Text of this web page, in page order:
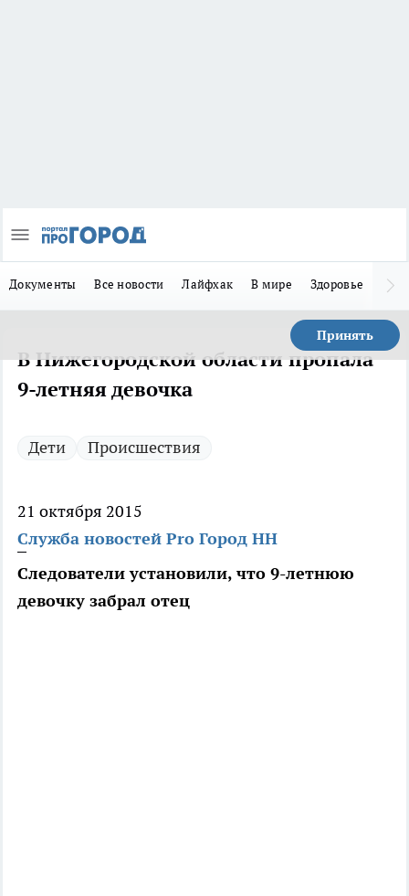
Документы Все новости Лайфхак В мире Здоровье
Принять
В Нижегородской области пропала
9-летняя девочка
Дети Происшествия
21 октября 2015
Служба новостей Pro Город НН
Следователи установили, что 9-летнюю
девочку забрал отец